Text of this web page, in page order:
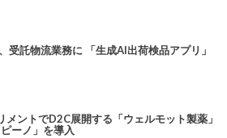
受託物流業務に 「生成AI出荷検品アプリ」
メントでD2C展開する「ウェルモット製薬」
ーノ」を導入